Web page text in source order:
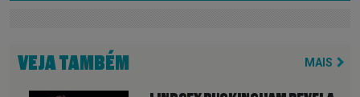
VEJA TAMBÉM MAIS